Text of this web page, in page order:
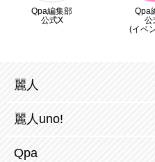
Qpa編集部
公式X
Qpa
公
(イベ
麗人
麗人uno!
Qpa